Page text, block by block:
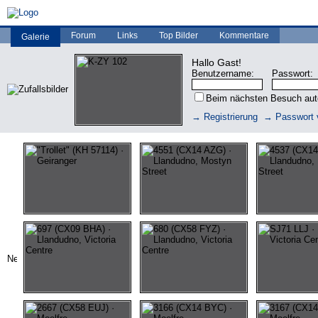
Galerie Forum Links Top Bilder Kommentare
Hallo Gast!
Benutzername: Passwort:
Beim nächsten Besuch
→ Registrierung
→ Passwort